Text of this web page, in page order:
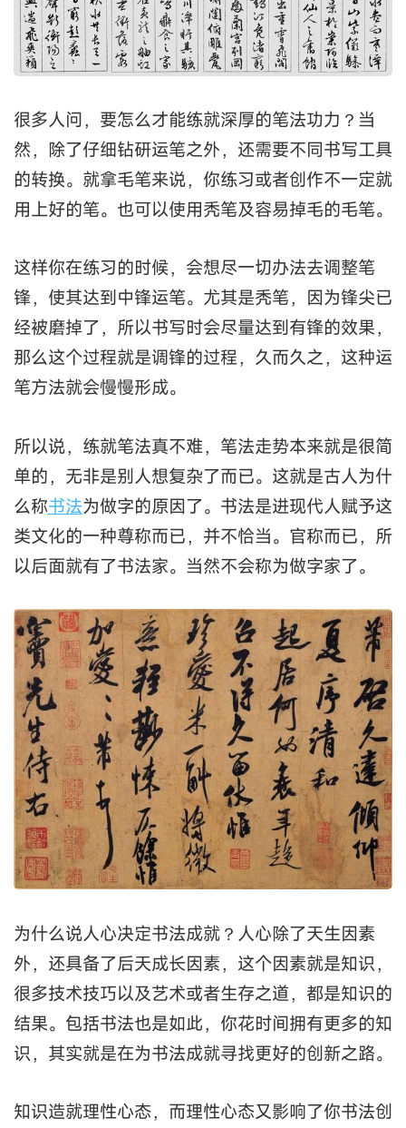
很多人问，要怎么才能练就深厚的笔法功力？当
然，除了仔细钻研运笔之外，还需要不同书写工具
的转换。就拿毛笔来说，你练习或者创作不一定就
用上好的笔。也可以使用秃笔及容易掉毛的毛笔。
这样你在练习的时候，会想尽一切办法去调整笔
锋，使其达到中锋运笔。尤其是秃笔，因为锋尖已
经被磨掉了，所以书写时会尽量达到有锋的效果，
那么这个过程就是调锋的过程，久而久之，这种运
笔方法就会慢慢形成。
所以说，练就笔法真不难，笔法走势本来就是很简
单的，无非是别人想复杂了而已。这就是古人为什
么称书法为做字的原因了。书法是进现代人赋予这
类文化的一种尊称而已，并不恰当。官称而已，所
以后面就有了书法家。当然不会称为做字家了。
为什么说人心决定书法成就？人心除了天生因素
外，还具备了后天成长因素，这个因素就是知识，
很多技术技巧以及艺术或者生存之道，都是知识的
结果。包括书法也是如此，你花时间拥有更多的知
识，其实就是在为书法成就寻找更好的创新之路。
知识造就理性心态，而理性心态又影响了你书法创